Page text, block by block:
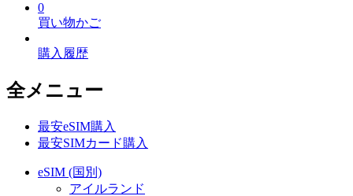
0
買い物かご
購入履歴
全メニュー
最安eSIM購入
最安SIMカード購入
eSIM (国別)
アイルランド